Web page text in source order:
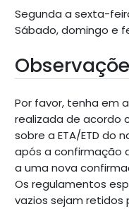
Segunda a sexta-
Sábado, domingo e
Por favor, tenha em
realizada de acordo
sobre a ETA/ETD do
após a confirmação
a uma nova
Os regulamentos
vazios sejam retidos